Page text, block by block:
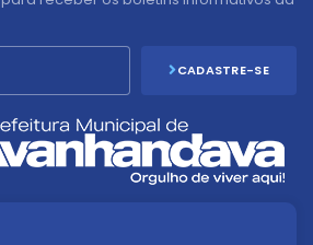
CADASTRE-SE